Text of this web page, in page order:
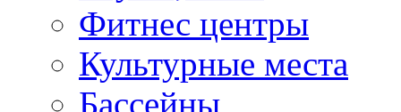
Фитнес центры
Культурные места
Бассейны